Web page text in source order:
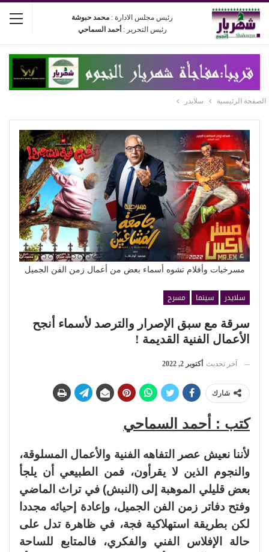
رئيس مجلس الادارة : محمد حبوشة
رئيس التحرير : أحمد السماحي
الصفحة الرئيسية سلايدر
مسرخيات وأفلام تشوه أسماء بعض من أعمال زمن الفن الجميل
سلايدر سينما
مسرح
سرقة مع سبق الإصرار والترصد لأسماء أنجح
الأعمال الفنية القديمة !
آخر تحديث أكتوبر 2, 2022
شارك
كتب : أحمد السماحي
لأننا نعيش عصر التفاهه الفنية والأعمال المسلوقة،
والنجوم الذين لا يقرأون، فمن الطبيعي أن يلجأ
بعض قليلي الموهبة إلى (النبش) في تراث الماضي
وفتح دفاتر زمن الفن الجميل، وإعادة إحيائه مجددا
لكن بطريقة استهلاكية فجة، في ظاهرة تدل على
حالة الإفلاس الفني والفكري، فالمتابع للساحة